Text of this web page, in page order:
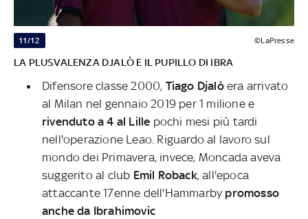
11/12 ©LaPresse
LA PLUSVALENZA DJALÒ E IL PUPILLO DI IBRA
Difensore classe 2000, Tiago Djalòera arrivato
al Milan nel gennaio 2019 per 1 milione e
rivenduto a 4 al Lille pochi mesi più tardi
nell'operazione Leao. Riguardo al lavoro sul
mondo dei Primavera, invece, Moncada aveva
suggerito al club Emil Roback, all'epoca
attaccante 17enne dell'Hammarby promosso
anche da Ibrahimovic